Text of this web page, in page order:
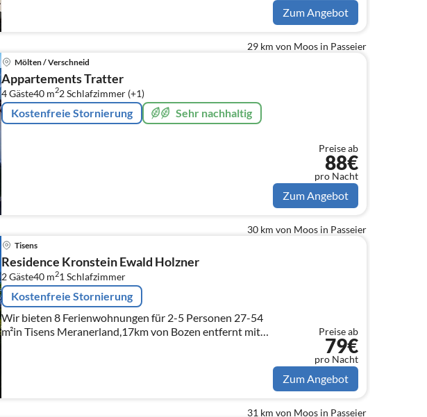
Zum Angebot
29 km von Moos in Passeier
Mölten / Verschneid
Appartements Tratter
4 Gäste40 m22Schlafzimmer (+1)
Kostenfreie Stornierung Sehr nachhaltig
Preise ab
88€
pro Nacht
Zum Angebot
30 km von Moos in Passeier
Tisens
Residence Kronstein Ewald Holzner
2 Gäste40 m21 Schlafzimmer
Kostenfreie Stornierung
Wir bieten 8 Ferienwohnungen für 2-5 Personen 27-54
m²in Tisens Meranerland,17km von Bozen entfernt mit
Preise ab
79€
pro Nacht
Zum Angebot
31 km von Moos in Passeier